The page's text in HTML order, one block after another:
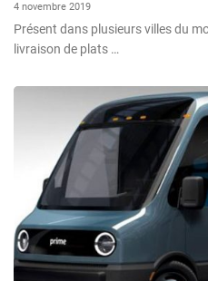
4 novembre 2019
Présent dans plusieurs villes du
livraison de plats …